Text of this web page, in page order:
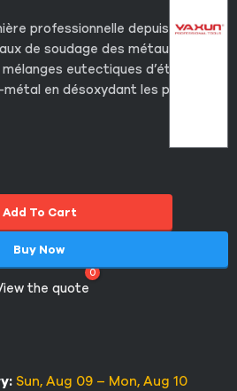
professionnelle depuis
de soudage des métaux, avec
eutectiques d’étain,
en désoxydant les pièces à
Add To Cart
the quote
0
Buy Now
Sun, Aug 09 – Mon, Aug 10